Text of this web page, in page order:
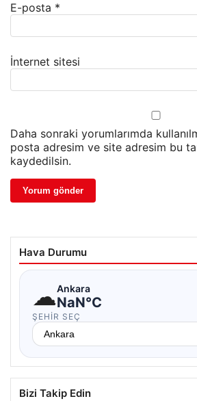
E-posta *
İnternet sitesi
Daha sonraki yorumlarımda
posta adresim ve site adresim bu
kaydedilsin.
Hava Durumu
☁Ankara
NaN°C
ŞEHIR SEÇ
Bizi Takip Edin